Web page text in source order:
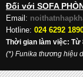
Đối với SOFA
Email:
Hotline: 024 6292
Thời gian làm việc: Từ
(*) Funika thương hiệu